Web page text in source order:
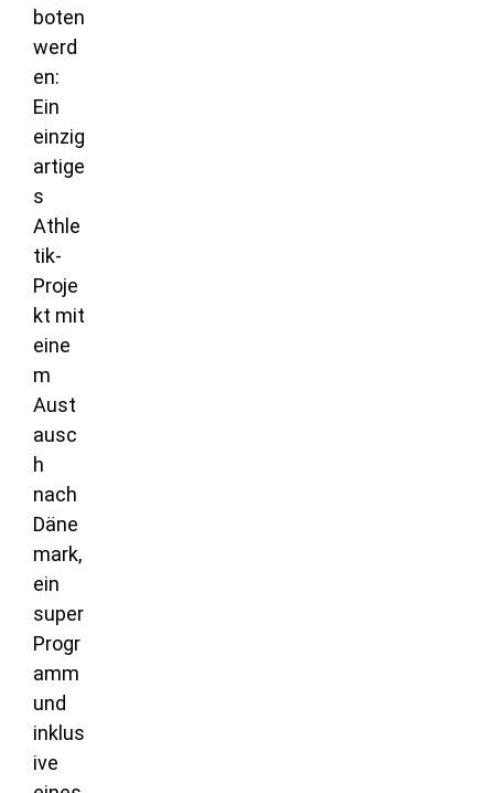
boten
werd
en:
Ein
einzig
artige
s
Athle
tik-
Proje
kt mit
eine
m
Aust
ausc
h
nach
Däne
mark,
ein
super
Progr
amm
und
inklus
ive